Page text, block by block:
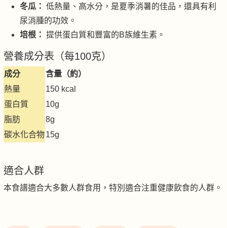
冬瓜： 低熱量、高水分，是夏季消暑的佳品，還具有利
尿消腫的功效。
培根： 提供蛋白質和豐富的B族維生素。
營養成分表（每100克）
成分
含量（約）
熱量
150 kcal
蛋白質
10g
脂肪
8g
碳水化合物15g
適合人群
本食譜適合大多數人群食用，特別適合注重健康飲食的人群。